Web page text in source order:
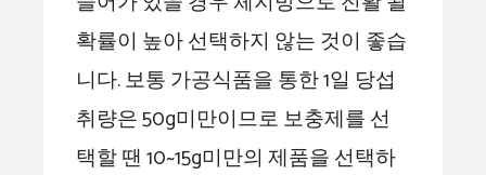
확률이 높아 선택하지 않는 것이 좋습
니다. 보통 가공식품을 통한 1일 당섭
취량은 50g미만이므로 보충제를 선
택할 땐 10~15g미만의 제품을 선택하